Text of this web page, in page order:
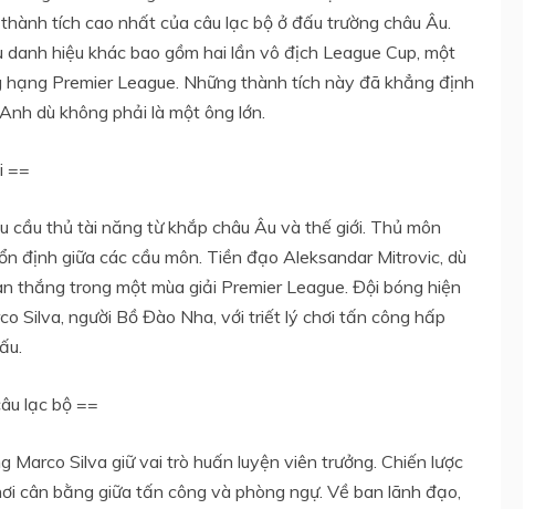
tích cao nhất của câu lạc bộ ở đấu trường châu Âu.
hiệu khác bao gồm hai lần vô địch League Cup, một
Premier League. Những thành tích này đã khẳng định
dù không phải là một ông lớn.
==
cầu thủ tài năng từ khắp châu Âu và thế giới. Thủ môn
định giữa các cầu môn. Tiền đạo Aleksandar Mitrovic, dù
thắng trong một mùa giải Premier League. Đội bóng hiện
Silva, người Bồ Đào Nha, với triết lý chơi tấn công hấp
lạc bộ ==
Marco Silva giữ vai trò huấn luyện viên trưởng. Chiến lược
cân bằng giữa tấn công và phòng ngự. Về ban lãnh đạo,